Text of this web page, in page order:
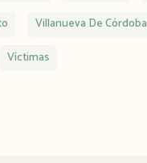
Villanueva De Córdoba
Víctimas